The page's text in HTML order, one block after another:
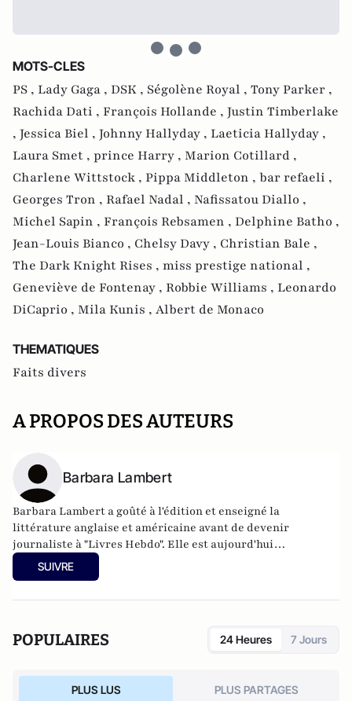
MOTS-CLES
PS , Lady Gaga , DSK , Ségolène Royal , Tony Parker ,
Rachida Dati , François Hollande , Justin Timberlake
, Jessica Biel , Johnny Hallyday , Laeticia Hallyday ,
Laura Smet , prince Harry , Marion Cotillard ,
Charlene Wittstock , Pippa Middleton , bar refaeli ,
Georges Tron , Rafael Nadal , Nafissatou Diallo ,
Michel Sapin , François Rebsamen , Delphine Batho ,
Jean-Louis Bianco , Chelsy Davy , Christian Bale ,
The Dark Knight Rises , miss prestige national ,
Geneviève de Fontenay , Robbie Williams , Leonardo
DiCaprio , Mila Kunis , Albert de Monaco
THEMATIQUES
Faits divers
A PROPOS DES AUTEURS
Barbara Lambert
Barbara Lambert a goûté à l'édition et enseigné la
littérature anglaise et américaine avant de devenir
journaliste à "Livres Hebdo". Elle est aujourd'hui
responsable des rubriques société/idées d'Atlantico.fr.
SUIVRE
POPULAIRES 24 Heures 7 Jours
PLUS LUS PLUS PARTAGES